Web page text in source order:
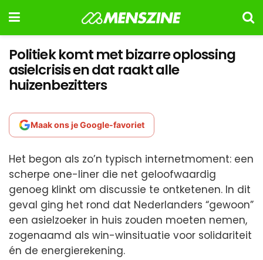
Politiek komt met bizarre oplossing
asielcrisis en dat raakt alle
huizenbezitters
Maak ons je Google-favoriet
Het begon als zo’n typisch internetmoment: een
scherpe one-liner die net geloofwaardig
genoeg klinkt om discussie te ontketenen. In dit
geval ging het rond dat Nederlanders “gewoon”
een asielzoeker in huis zouden moeten nemen,
zogenaamd als win-winsituatie voor solidariteit
én de energierekening.